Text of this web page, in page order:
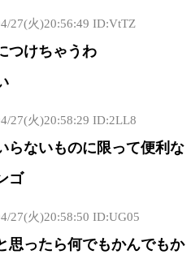
27(火)20:56:49 ID:VtTZ
つけちゃうわ
27(火)20:58:29 ID:2LL8
らないものに限って便利な
ゴ
27(火)20:58:50 ID:UG05
思ったら何でもかんでもか